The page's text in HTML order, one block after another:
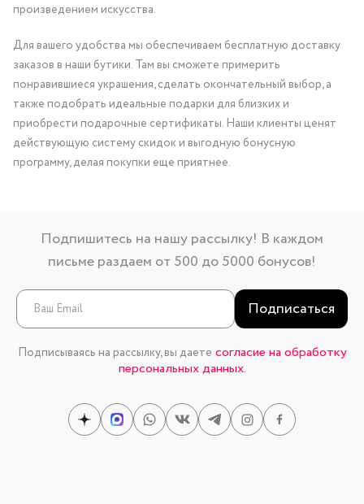
произведением искусства.
Для вашего удобства мы обеспечиваем бесплатную доставку
заказов в наши бутики. Там вы сможете примерить
понравившиеся украшения, сделать окончательный выбор, а
также подобрать идеальные подарки для близких и
приобрести подарочные сертификаты. Наши клиенты ценят
действующую систему скидок и выгодную бонусную
программу, делая покупки еще приятнее.
Подпишитесь на нашу рассылку! В каждом
письме раздаем от 500 до 5000 бонусов!
Подписаться
Подписываясь на рассылку, вы даете согласие на обработку
персональных данных.